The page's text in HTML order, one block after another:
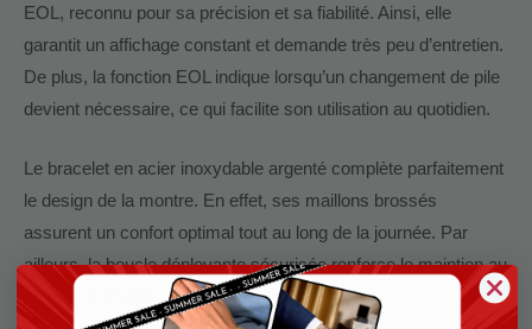
EOL, reconnu pour sa précision et sa fiabilité. Ainsi, elle
garantit un affichage constant et demande très peu d’entretien.
De plus, la fonction EOL indique lorsqu’un changement de pile
devient nécessaire, ce qui facilite son utilisation au quotidien.
Le bracelet en acier inoxydable argenté complète parfaitement
le design de la montre. En effet, ses maillons brossés
assurent un confort optimal tout au long de la journée. Par
ailleurs, la boucle déployante sécurisée renforce le maintien au
poignet et améliore la praticité.